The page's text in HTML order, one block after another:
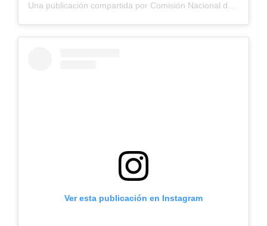
Una publicación compartida por Comisión Nacional de Riego (@cnrchile)
Ver esta publicación en Instagram